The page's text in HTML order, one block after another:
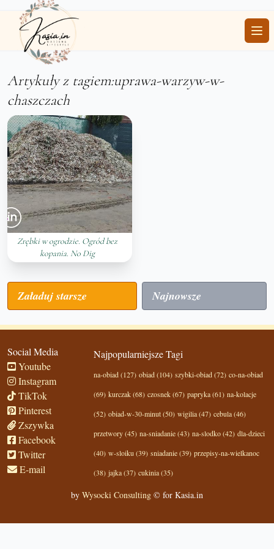
Artykuły z tagiem:uprawa-warzyw-w-
chaszczach
Zrębki w ogrodzie. Ogród bez
kopania. No Dig
Załaduj starsze Najnowsze
Social Media
Youtube
Instagram
TikTok
Pinterest
Zszywka
Facebook
Twitter
E-mail
Najpopularniejsze Tagi
na-obiad (127) obiad (104) szybki-obiad (72) co-na-obiad
(69) kurczak (68) czosnek (67) papryka (61) na-kolacje
(52) obiad-w-30-minut (50) wigilia (47) cebula (46)
przetwory (45) na-sniadanie (43) na-slodko (42) dla-dzieci
(40) w-sloiku (39) sniadanie (39) przepisy-na-wielkanoc
(38) jajka (37) cukinia (35)
by Wysocki Consulting© for Kasia.in